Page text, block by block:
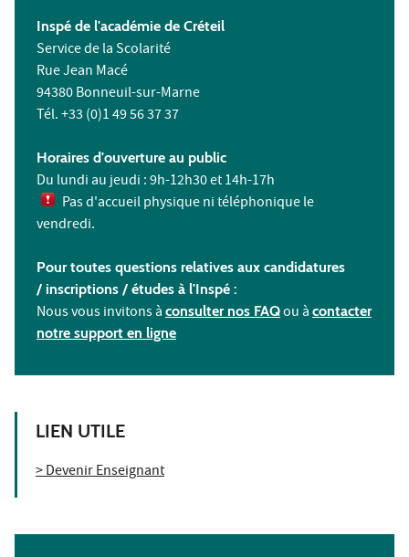
Inspé de l'académie de Créteil
Service de la Scolarité
Rue Jean Macé
94380 Bonneuil-sur-Marne
Tél. +33 (0)1 49 56 37 37
Horaires d'ouverture au public
Du lundi au jeudi : 9h-12h30 et 14h-17h
Pas d'accueil physique ni téléphonique le
vendredi.
Pour toutes questions relatives aux candidatures
/ inscriptions / études à l'Inspé :
Nous vous invitons à consulter nos FAQou à contacter
notre support en ligne
LIEN UTILE
> Devenir Enseignant